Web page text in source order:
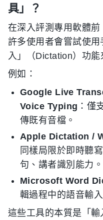
具」？
在深入評測專用軟體前
許多使用者會嘗試使
入」（Dictation）功能
例如：
Google Live
Voice Typing ：僅
傳既有音檔。
Apple Dictation /
同樣局限於即時聽
句、講者識別能力。
Microsoft Word
輯過程中的語音輸入
這些工具的本質是「